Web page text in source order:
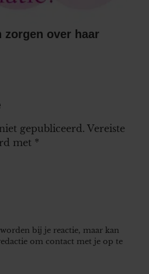
zorgen over haar
gepubliceerd. Vereiste
met *
bij je reactie, maar kan
om contact met je op te